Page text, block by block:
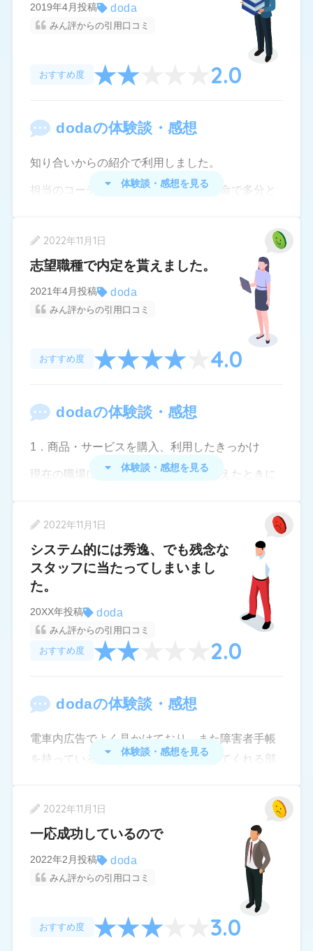
と回答がなかった。
求人数は豊富にあるので、若い人には次のチャン
スもあるので良い機会かもしれないが、管理職希
望で転職を考えた場合にはあまりお勧めできな
2019年4月投稿 doda
みん評からの引用口コミ
おすすめ度 2.0
dodaの体験談・感想
知り合いからの紹介で利用しました。
担当のコーディネーターさんは一生懸命で多分と
ただ、全然希望してない内容の求人が来たり、そ
もそもの応募条件を満たしてない求人が来たり、
転居不可なのに飛行機の距離の県での求人の案内
が来たり（南の方に住んでるのに長野県とか）、
前向きでいないとと思いあまり考えないようにし
そう言えば最初は直接会って面談か、難しい場合
電話面談のみで進んでいるし。
未経験okだし経歴もスキルも申し分ないからきっ
と大丈夫！という話でそのうち一番興味のあった1
件に応募して面接しましたが、結果は採用見送
り。
私の能力不足でもあると思いますが、説明された
不採用の理由が「人手不足でなかなか時間をかけ
て教えることができないから」。
経験者のみ採用ということ？未経験歓迎とは？
その理由ならそもそも面接自体無駄だったので
は？
と思いそこで初めてちょっと不安を感じました。
応募して1ヶ月近く音沙汰のない求人もいくつかあ
ります。
あまりいくつものエージェントを利用するより、
一つのところで密に連絡をとりながらやった方が
いいと思ってましたが、ちょっと別のところに移
体験談・感想を見る
2022年11月1日
志望職種で内定を貰えました。
2021年4月投稿 doda
みん評からの引用口コミ
おすすめ度 4.0
dodaの体験談・感想
1．商品・サービスを購入、利用したきっかけ
現在の職場に留まって働き続けると考えたときに
dodaに利用登録した際に、エージェント面談の案
内電話を頂きました。非公開求人や転職活動のサ
ポートを行ってくれるとのことで利用してみよう
2．良かった点
・在職中で、電話に出られないことが多かったの
配慮して頂きました。
定を頂けましたが、おそらく自己応募だと通過し
なくなった際も日程変更に応じてもらえました
3．気になった点
Web上で求職者が入力した内容を把握していない
・職務経歴書の内容についてアドバイスをもら
い、その日のうちに修正しました。しかし数日後
体験談・感想を見る
2022年11月1日
システム的には秀逸、でも残念な
スタッフに当たってしまいまし
た。
20XX年投稿 doda
みん評からの引用口コミ
おすすめ度
2.0
dodaの体験談・感想
電車内広告でよく見かけており、また障害者手帳
を持っている人のための転職を支援してくれる部
でひとりでは就職が難しい私の事もきっと親身に
用登録しました。サイト内の構成や機能は使いや
すく、システムは秀逸だと感じました。ただ、私
の場合は担当スタッフが良くない人でした。女性
スタッフでしたが、電話で私が勇気を出して打ち
明けた心身の悩みを聞くなり「うちではそういう
人への仕事は紹介出来ない。地元のハローワーク
体験談・感想を見る
2022年11月1日
一応成功しているので
2022年2月投稿 doda
みん評からの引用口コミ
おすすめ度 3.0